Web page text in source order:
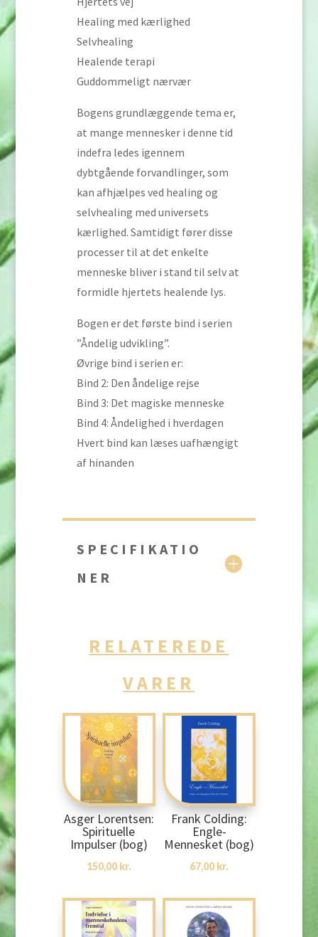
Healing med kærlighed
Selvhealing
Healende terapi
Guddommeligt nærvær
Bogens grundlæggende tema er,
at mange mennesker i denne tid
indefra ledes igennem
dybtgående forvandlinger, som
kan afhjælpes ved healing og
selvhealing med universets
kærlighed. Samtidigt fører disse
processer til at det enkelte
menneske bliver i stand til selv at
formidle hjertets healende lys.
Bogen er det første bind i serien
”Åndelig udvikling”.
Øvrige bind i serien er:
Bind 2: Den åndelige rejse
Bind 3: Det magiske menneske
Bind 4: Åndelighed i hverdagen
Hvert bind kan læses uafhængigt
af hinanden
SPECIFIKATIO
NER
RELATEREDE
VARER
Asger Lorentsen:
Spirituelle
Impulser (bog)
150,00kr.
Frank Colding:
Engle-
Mennesket (bog)
67,00kr.